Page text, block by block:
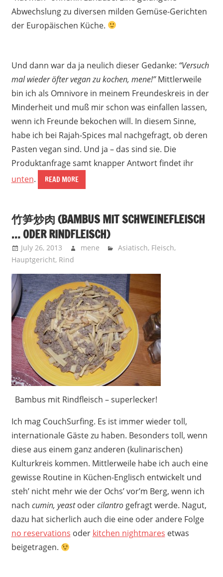
Abwechslung zu diversen milden Gemüse-Gerichten
der Europäischen Küche.
Und dann war da ja neulich dieser Gedanke: “Versuch
mal wieder öfter vegan zu kochen, mene!”Mittlerweile
bin ich als Omnivore in meinem Freundeskreis in der
Minderheit und muß mir schon was einfallen lassen,
wenn ich Freunde bekochen will. In diesem Sinne,
habe ich bei Rajah-Spices mal nachgefragt, ob deren
Pasten vegan sind. Und ja – das sind sie. Die
Produktanfrage samt knapper Antwort findet ihr
unten. READ MORE
竹笋炒肉 (BAMBUS MIT SCHWEINEFLEISCH
… ODER RINDFLEISCH)
July 26, 2013 mene Asiatisch, Fleisch,
Hauptgericht, Rind
Bambus mit Rindfleisch – superlecker!
Ich mag CouchSurfing. Es ist immer wieder toll,
internationale Gäste zu haben. Besonders toll, wenn
diese aus einem ganz anderen (kulinarischen)
Kulturkreis kommen. Mittlerweile habe ich auch eine
gewisse Routine in Küchen-Englisch entwickelt und
steh’ nicht mehr wie der Ochs’ vor’m Berg, wenn ich
nach cumin, yeastodercilantrogefragt werde. Nagut,
dazu hat sicherlich auch die eine oder andere Folge
no reservations oder kitchen nightmares etwas
beigetragen.